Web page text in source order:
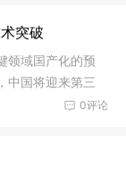
突破
域国产化的预
中国将迎来第三
代的主战场。其
床等。
0评论